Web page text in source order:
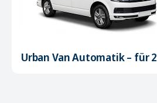
Urban Van Automatik – für 2